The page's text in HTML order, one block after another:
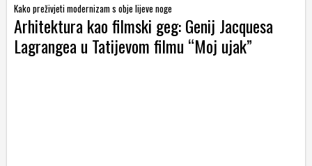
Kako preživjeti modernizam s obje lijeve noge
Arhitektura kao filmski geg: Genij Jacquesa
Lagrangea u Tatijevom filmu “Moj ujak”